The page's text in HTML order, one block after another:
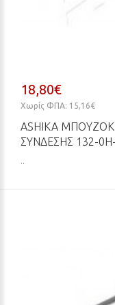
18,80€
Χωρίς ΦΠΑ: 15,16€
ASHIKA
ΣΎΝΔΕΣΗΣ 132-
..